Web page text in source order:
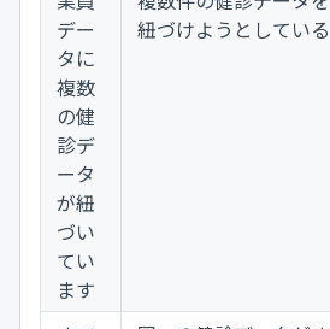
デー
タに
複数
の健
診デ
ータ
が紐
づい
てい
ます
紐づけようとしている